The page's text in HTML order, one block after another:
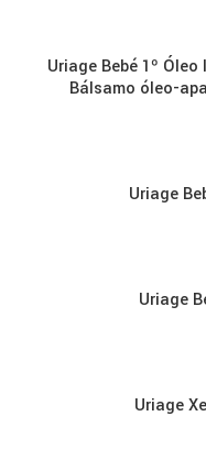
Uriage Bebé 1º
Bálsamo óleo-
Uriage
Uriage
Uriage